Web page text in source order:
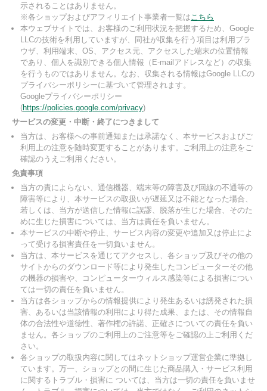
示されることはありません。
※各ショップおよびアフィリエイト事業者一覧はこちら
本ウェブサイトでは、お客様のご利用状況を把握するため、Google
LLCの技術を利用していますが、同社が収集を行う項目は利用ブラ
ウザ、利用端末、OS、アクセス元、アクセスした端末の位置情報
であり、個人を識別できる個人情報（E-mailアドレスなど）の収集
を行うものではありません。なお、収集される情報はGoogle LLCの
プライバシーポリシーに基づいて管理されます。
Googleプライバシーポリシー
(https://policies.google.com/privacy)
サービスの変更・中断・終了につきまして
当方は、お客様への事前通知または承諾なく、本サービスおよびご
利用上の注意を随時変更することがあります。ご利用上の注意をご
確認のうえご利用ください。
免責事項
当方の責によらない、通信機器、端末等の障害及び回線の不通等の
障害等により、本サービスの取扱いが遅延又は不能となった場合、
若しくは、当方が送信した情報に誤謬、脱落が生じた場合、そのた
めに生じた損害については、当方は責任を負いません。
本サービスの中断や停止、サービス内容の変更や追加又は停止によ
って受ける損害責任を一切負いません。
当方は、本サービスを通じてアクセスし、各ショップ及びその他の
サイトからのダウンロード等により発生したコンピューターその他
の機器の損害や、コンピューターウィルス感染等による損害につい
ては一切の責任を負いません。
当方は各ショップからの情報提供により発生あるいは誘発された損
害、あるいは当該情報の利用により得た成果、または、その情報自
体の合法性や道徳性、著作権の許諾、正確さについての責任を負い
ません。各ショップのご利用上のご注意等をご確認の上ご利用くだ
さい。
各ショップの取扱内容に関してはネットショップ運営企業に準拠し
ています。万一、ショップとの間に生じた商品購入・サービス利用
に関するトラブル・損害に ついては、当方は一切の責任を負いませ